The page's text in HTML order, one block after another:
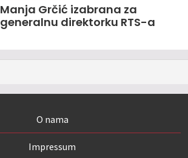
Manja Grčić izabrana za
generalnu direktorku RTS-a
O nama
Impressum